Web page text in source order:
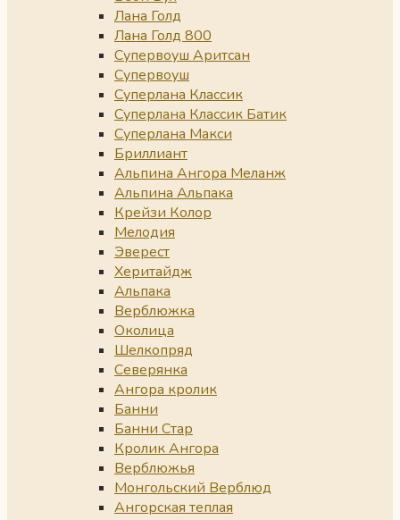
Лана Голд
Лана Голд 800
Супервоуш Аритсан
Супервоуш
Суперлана Классик
Суперлана Классик Батик
Суперлана Макси
Бриллиант
Альпина Ангора Меланж
Альпина Альпака
Крейзи Колор
Мелодия
Эверест
Херитайдж
Альпака
Верблюжка
Околица
Шелкопряд
Северянка
Ангора кролик
Банни
Банни Стар
Кролик Ангора
Верблюжья
Монгольский Верблюд
Ангорская теплая